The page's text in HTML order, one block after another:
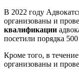
В 2022 году
организованы и
квалификации
посетили порядка
Кроме того, в
организованы и